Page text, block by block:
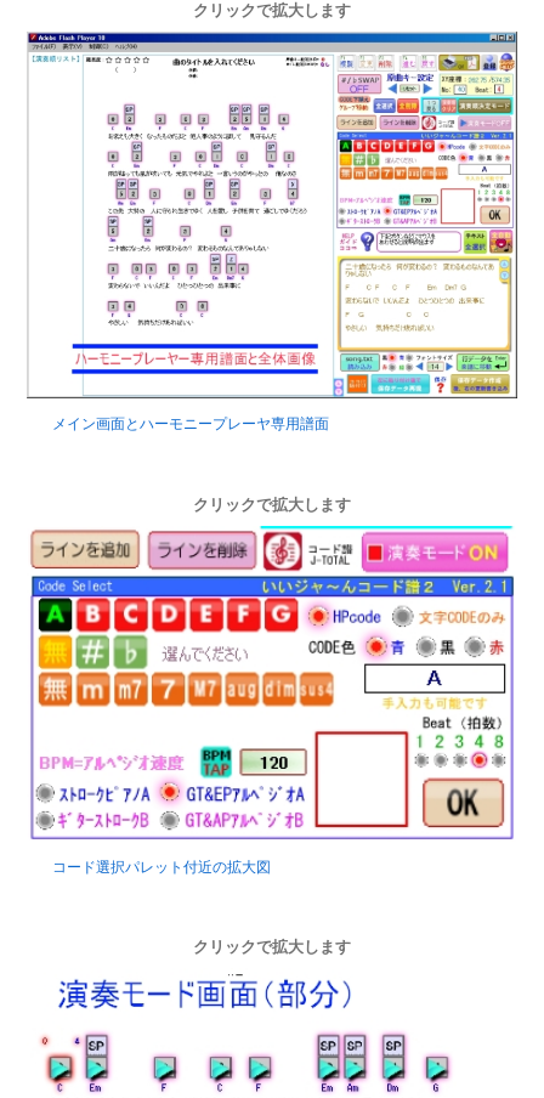
クリックで拡大します
メイン画面とハーモニープレーヤ専用譜面
クリックで拡大します
コード選択パレット付近の拡大図
クリックで拡大します